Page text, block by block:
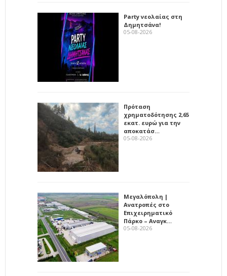
Party νεολαίας στη
Δημητσάνα!
05-08-2026
Πρόταση
χρηματοδότησης 2,65
εκατ. ευρώ για την
αποκατάσ…
05-08-2026
Μεγαλόπολη |
Ανατροπές στο
Επιχειρηματικό
Πάρκο – Αναγκ…
05-08-2026